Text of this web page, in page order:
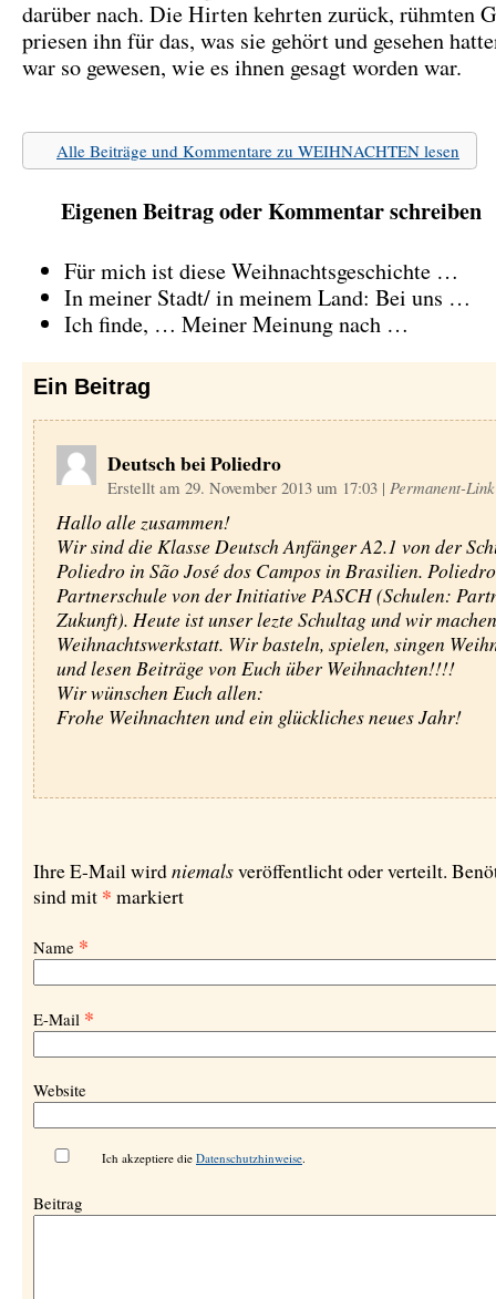
darüber nach. Die Hirten kehrten zurück, rühmten
priesen ihn für das, was sie gehört und gesehen
war so gewesen, wie es ihnen gesagt worden war.
Alle Beiträge und Kommentare zu WEIHNACHTEN lesen
Eigenen Beitrag oder Kommentar schreiben
Für mich ist diese Weihnachtsgeschichte …
In meiner Stadt/ in meinem Land: Bei uns …
Ich finde, … Meiner Meinung nach …
Ein Beitrag
Deutsch bei Poliedro
Erstellt am 29. November 2013 um 17:03 | Permanent-Link
Hallo alle zusammen!
Wir sind die Klasse Deutsch Anfänger A2.1 von der
Poliedro in São José dos Campos in Brasilien.
Partnerschule von der Initiative PASCH (Schulen:
Zukunft). Heute ist unser lezte Schultag und wir
Weihnachtswerkstatt. Wir basteln, spielen, singen
und lesen Beiträge von Euch über Weihnachten!!!!
Wir wünschen Euch allen:
Frohe Weihnachten und ein glückliches neues Jahr!
Ihre E-Mail wirdniemalsveröffentlicht oder verteilt.
sind mit * markiert
Name *
E-Mail *
Website
Ich akzeptiere die Datenschutzhinweise.
Beitrag